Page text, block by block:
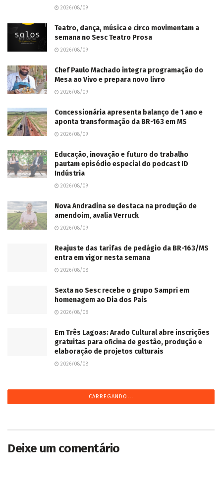
2026/08/09
Teatro, dança, música e circo movimentam a
semana no Sesc Teatro Prosa
2026/08/09
Chef Paulo Machado integra programação do
Mesa ao Vivo e prepara novo livro
2026/08/09
Concessionária apresenta balanço de 1 ano e
aponta transformação da BR-163 em MS
2026/08/09
Educação, inovação e futuro do trabalho
pautam episódio especial do podcast ID
Indústria
2026/08/09
Nova Andradina se destaca na produção de
amendoim, avalia Verruck
2026/08/09
Reajuste das tarifas de pedágio da BR-163/MS
entra em vigor nesta semana
2026/08/08
Sexta no Sesc recebe o grupo Sampri em
homenagem ao Dia dos Pais
2026/08/08
Em Três Lagoas: Arado Cultural abre inscrições
gratuitas para oficina de gestão, produção e
elaboração de projetos culturais
2026/08/08
CARREGANDO...
Deixe um comentário